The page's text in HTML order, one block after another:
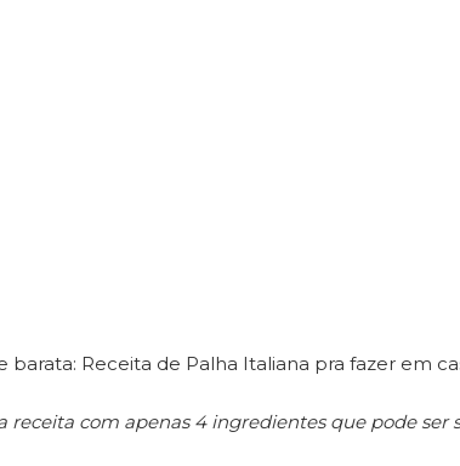
barata: Receita de Palha Italiana pra fazer em
receita com apenas 4 ingredientes que pode ser